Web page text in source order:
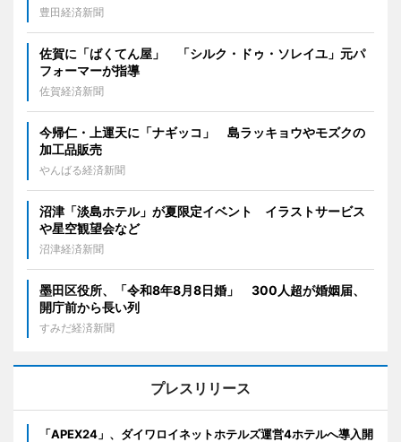
豊田経済新聞
佐賀に「ばくてん屋」 「シルク・ドゥ・ソレイユ」元パ
フォーマーが指導
佐賀経済新聞
今帰仁・上運天に「ナギッコ」 島ラッキョウやモズクの
加工品販売
やんばる経済新聞
沼津「淡島ホテル」が夏限定イベント イラストサービス
や星空観望会など
沼津経済新聞
墨田区役所、「令和8年8月8日婚」 300人超が婚姻届、
開庁前から長い列
すみだ経済新聞
プレスリリース
「APEX24」、ダイワロイネットホテルズ運営4ホテルへ導入開